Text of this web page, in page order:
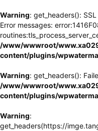
Warning: get_headers():
Error messages:
/www/wwwroot/
content/plugins/
Warning: get_headers():
/www/wwwroot/
content/plugins/
Warning:
get_headers(https://